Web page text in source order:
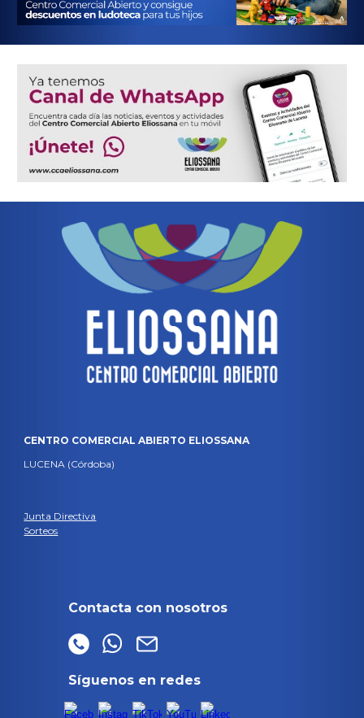
CENTRO COMERCIAL ABIERTO ELIOSSANA
LUCENA (Córdoba)
Junta Directiva
Sorteos
Contacta con nosotros
Síguenos en redes